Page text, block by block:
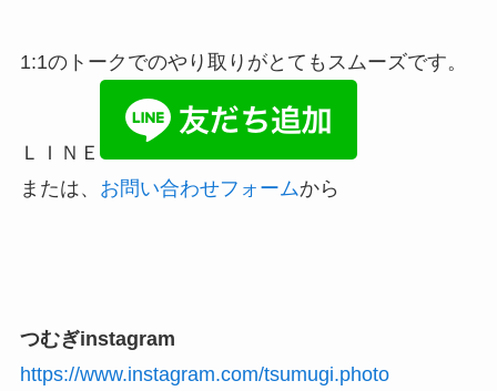
1:1のトークでのやり取りがとてもスムーズです。
ＬＩＮＥ
または、 お問い合わせフォームから
つむぎinstagram
https://www.instagram.com/tsumugi.photo